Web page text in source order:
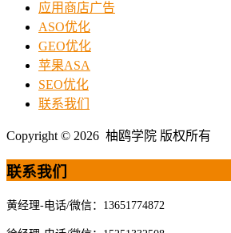
应用商店广告
ASO优化
GEO优化
苹果ASA
SEO优化
联系我们
Copyright © 2026 柚鸥学院 版权所有
联系我们
黄经理-电话/微信：13651774872